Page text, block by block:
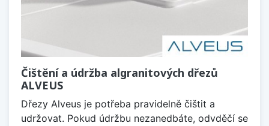
Čištění a údržba algranitových dřezů
ALVEUS
Dřezy Alveus je potřeba pravidelně čištit a
udržovat. Pokud údržbu nezanedbáte, odvděčí se